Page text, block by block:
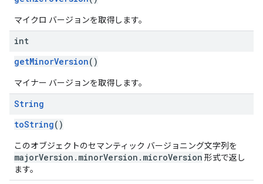
マイクロ バージョンを取得します。
int
getMinorVersion()
マイナー バージョンを取得します。
String
toString()
このオブジェクトのセマンティック バージョニング文字列を
majorVersion.minorVersion.microVersion 形式で返し
ます。